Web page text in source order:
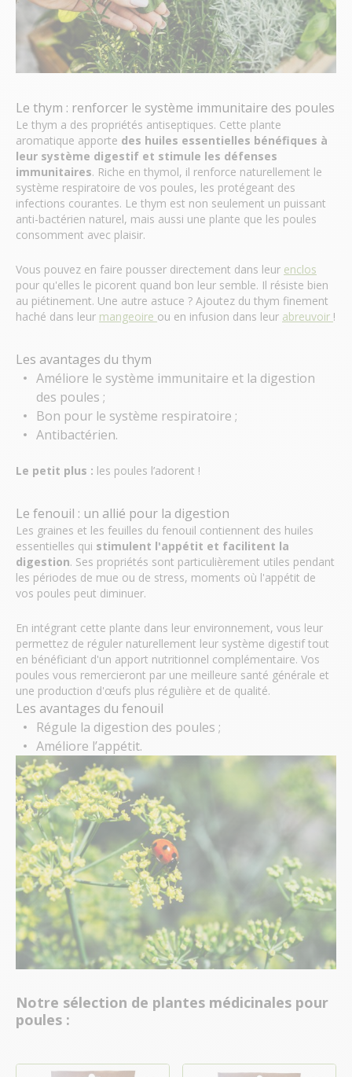
Le thym : renforcer le système immunitaire des poules
Le thym a des propriétés antiseptiques. Cette plante
aromatique apporte des huiles essentielles bénéfiques à
leur système digestif et stimule les défenses
immunitaires. Riche en thymol, il renforce naturellement le
système respiratoire de vos poules, les protégeant des
infections courantes. Le thym est non seulement un puissant
anti-bactérien naturel, mais aussi une plante que les poules
consomment avec plaisir.
Vous pouvez en faire pousser directement dans leur enclos
pour qu'elles le picorent quand bon leur semble. Il résiste bien
au piétinement. Une autre astuce ? Ajoutez du thym finement
haché dans leur mangeoire ou en infusion dans leur abreuvoir !
Les avantages du thym
Améliore le système immunitaire et la digestion
des poules ;
Bon pour le système respiratoire ;
Antibactérien.
Le petit plus : les poules l’adorent !
Le fenouil : un allié pour la digestion
Les graines et les feuilles du fenouil contiennent des huiles
essentielles qui stimulent l'appétit et facilitent la
digestion. Ses propriétés sont particulièrement utiles pendant
les périodes de mue ou de stress, moments où l'appétit de
vos poules peut diminuer.
En intégrant cette plante dans leur environnement, vous leur
permettez de réguler naturellement leur système digestif tout
en bénéficiant d'un apport nutritionnel complémentaire. Vos
poules vous remercieront par une meilleure santé générale et
une production d'œufs plus régulière et de qualité.
Les avantages du fenouil
Régule la digestion des poules ;
Améliore l’appétit.
Notre sélection de plantes médicinales pour
poules :